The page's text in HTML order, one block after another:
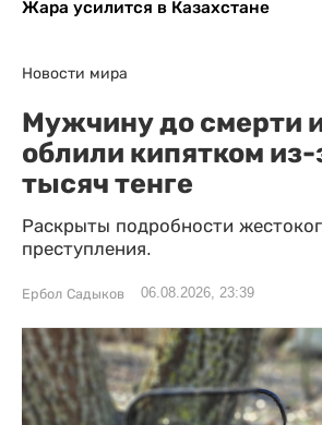
Жара усилится в Казахстане
Новости мира
Мужчину до смерти
облили кипятком из-
тысяч тенге
Раскрыты подробности
преступления.
Ербол Садыков 06.08.2026, 23:39